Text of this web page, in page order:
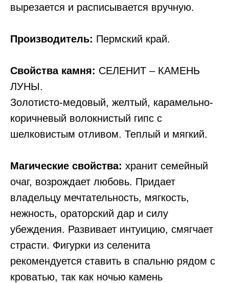
вырезается и расписывается вручную.
Производитель: Пермский край.
Свойства камня: СЕЛЕНИТ – КАМЕНЬ
ЛУНЫ.
Золотисто-медовый, желтый, карамельно-
коричневый волокнистый гипс с
шелковистым отливом. Теплый и мягкий.
Магические свойства: хранит семейный
очаг, возрождает любовь. Придает
владельцу мечтательность, мягкость,
нежность, ораторский дар и силу
убеждения. Развивает интуицию, смягчает
страсти. Фигурки из селенита
рекомендуется ставить в спальню рядом с
кроватью, так как ночью камень